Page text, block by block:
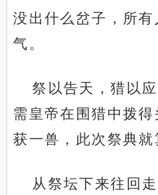
没出什么岔子，所有
气。
祭以告天，猎以
需皇帝在围猎中拨
获一兽，此次祭典就
从祭坛下来往回